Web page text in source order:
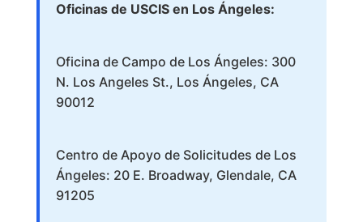
Oficinas de USCIS en Los Ángeles:
Oficina de Campo de Los Ángeles: 300
N. Los Angeles St., Los Ángeles, CA
90012
Centro de Apoyo de Solicitudes de Los
Ángeles: 20 E. Broadway, Glendale, CA
91205